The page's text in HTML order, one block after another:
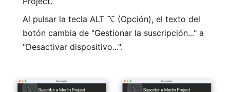
Al pulsar la tecla ALT ⌥ (Opción), el texto del
botón cambia de "Gestionar la suscripción..." a
"Desactivar dispositivo...".